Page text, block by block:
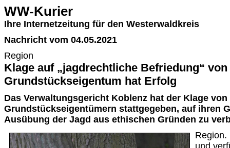
WW-Kurier
Ihre Internetzeitung für den Westerwaldkreis
Nachricht vom 04.05.2021
Region
Klage auf „jagdrechtliche Befriedung“ von
Grundstückseigentum hat Erfolg
Das Verwaltungsgericht Koblenz hat der Klage von
Grundstückseigentümern stattgegeben, auf ihren
Ausübung der Jagd aus ethischen Gründen zu
Region.
und